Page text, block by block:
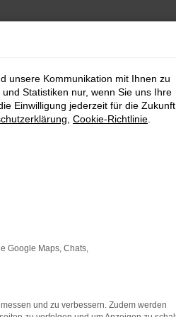
unsere Kommunikation mit Ihnen zu
Statistiken nur, wenn Sie uns Ihre
Einwilligung jederzeit für die Zukunft
Cookie-Richtlinie
Google Maps, Chats,
und zu verbessern. Zudem werden